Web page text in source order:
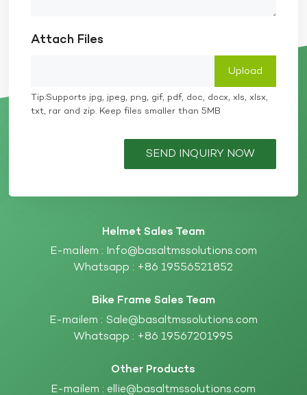
Attach Files
Tip:Supports jpg, jpeg, png, gif, pdf, doc, docx, xls, xlsx,
txt, rar and zip. Keep files smaller than 5MB
SEND INQUIRY NOW
Helmet Sales Team
E-mailem : Info@basaltmssolutions.com
Whatsapp : +86 19556521852
Bike Frame Sales Team
E-mailem : Sale@basaltmssolutions.com
Whatsapp : +86 19567201995
Other Products
E-mailem : ellie@basaltmssolutions.com